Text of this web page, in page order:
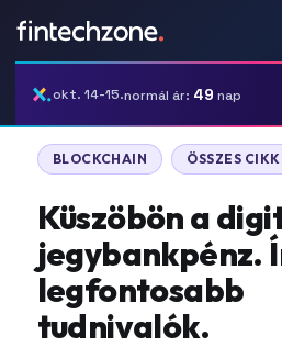
okt. 14-15.normál ár: 49 nap
BLOCKCHAIN ÖSSZES CIKK
Küszöbön a
jegybankpénz.
legfontosabb
tudnivalók.